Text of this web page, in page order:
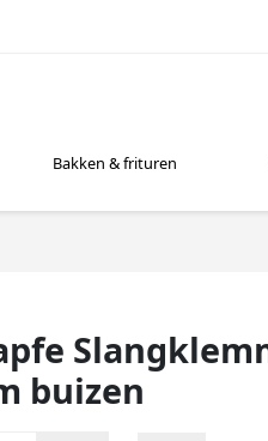
Bakken & frituren
buizen